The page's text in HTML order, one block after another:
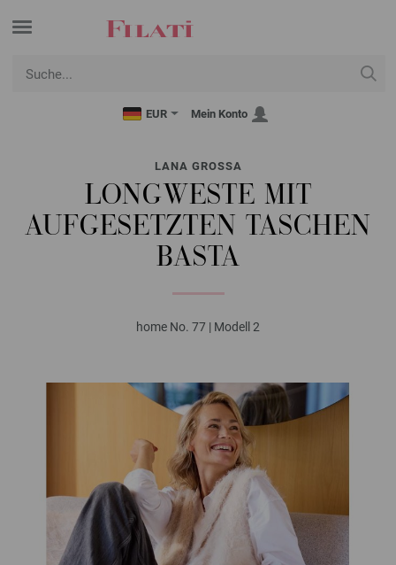
EUR Mein Konto
LANA GROSSA
LONGWESTE MIT
AUFGESETZTEN TASCHEN
BASTA
home No. 77 | Modell 2